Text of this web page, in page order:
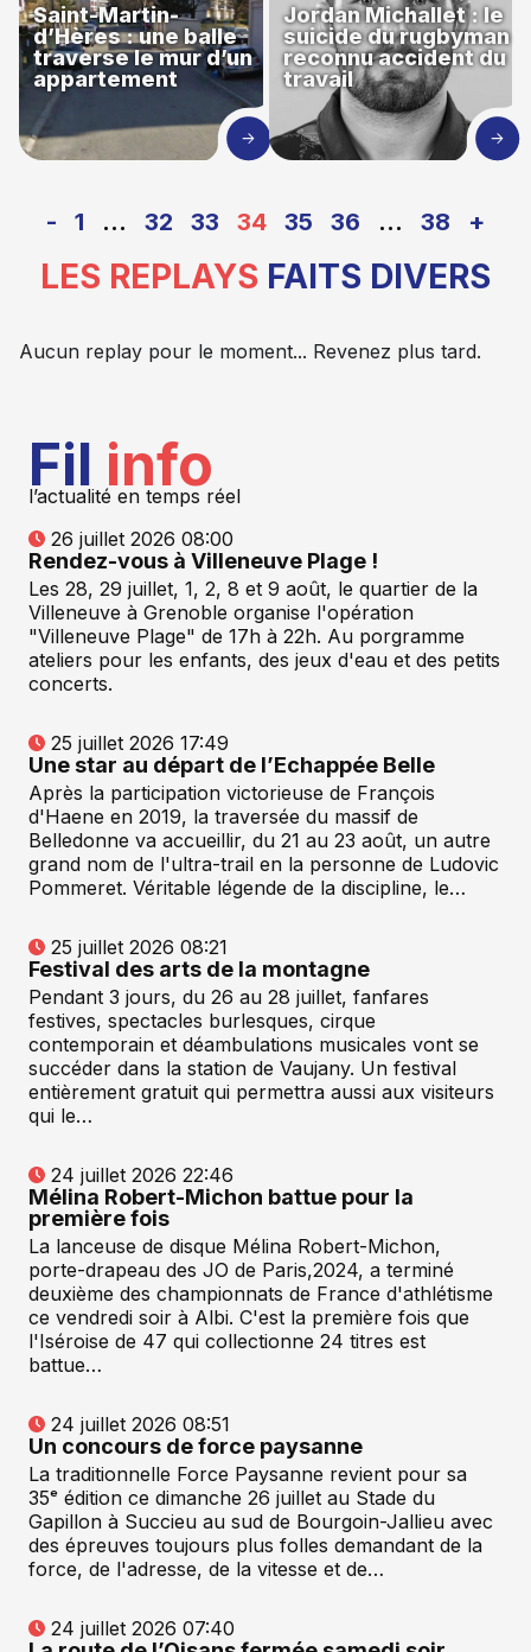
Saint-Martin-
d’Hères : une balle
traverse le mur d’un
appartement
Jordan Michallet : le
suicide du rugbyman
reconnu accident du
travail
- 1 … 32 33 34 35 36 … 38 +
LES REPLAYS FAITS DIVERS
Aucun replay pour le moment... Revenez plus tard.
Fil info
l’actualité en temps réel
26 juillet 2026 08:00
Rendez-vous à Villeneuve Plage !
Les 28, 29 juillet, 1, 2, 8 et 9 août, le quartier de la
Villeneuve à Grenoble organise l'opération
"Villeneuve Plage" de 17h à 22h. Au porgramme
ateliers pour les enfants, des jeux d'eau et des petits
concerts.
25 juillet 2026 17:49
Une star au départ de l’Echappée Belle
Après la participation victorieuse de François
d'Haene en 2019, la traversée du massif de
Belledonne va accueillir, du 21 au 23 août, un autre
grand nom de l'ultra-trail en la personne de Ludovic
Pommeret. Véritable légende de la discipline, le…
25 juillet 2026 08:21
Festival des arts de la montagne
Pendant 3 jours, du 26 au 28 juillet, fanfares
festives, spectacles burlesques, cirque
contemporain et déambulations musicales vont se
succéder dans la station de Vaujany. Un festival
entièrement gratuit qui permettra aussi aux visiteurs
qui le…
24 juillet 2026 22:46
Mélina Robert-Michon battue pour la
première fois
La lanceuse de disque Mélina Robert-Michon,
porte-drapeau des JO de Paris,2024, a terminé
deuxième des championnats de France d'athlétisme
ce vendredi soir à Albi. C'est la première fois que
l'Iséroise de 47 qui collectionne 24 titres est
battue…
24 juillet 2026 08:51
Un concours de force paysanne
La traditionnelle Force Paysanne revient pour sa
35ᵉ édition ce dimanche 26 juillet au Stade du
Gapillon à Succieu au sud de Bourgoin-Jallieu avec
des épreuves toujours plus folles demandant de la
force, de l'adresse, de la vitesse et de…
24 juillet 2026 07:40